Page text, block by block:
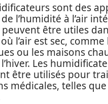
sont des
l’humidité à l’air
peuvent être utiles
l’air est sec,
ou les maisons
Les
être utilisés pour
médicales, telles